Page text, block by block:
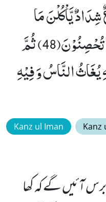
یَّاْكُلْنَ مَا
قَدَّمْتُمْ لَهُنَّ اِلَّا قَلِیْلًا مِّمَّا تُحْصِنُوْنَ(48) ثُمَّ
النَّاسُ وَ فِیْهِ
Kanz ul Iman Kanz
آئیں گے کہ کھا